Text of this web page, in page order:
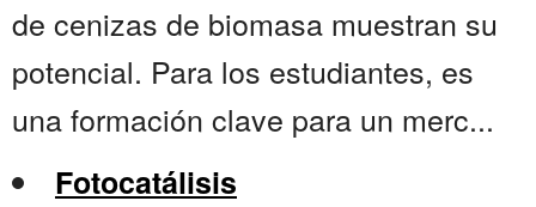
de cenizas de biomasa muestran su
potencial. Para los estudiantes, es
una formación clave para un merc...
Fotocatálisis